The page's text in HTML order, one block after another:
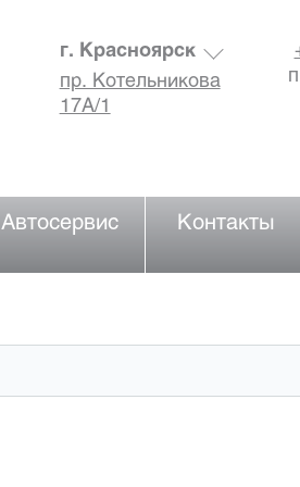
г. Красноярск
пр. Котельникова
17А/1
Автосервис Контакты